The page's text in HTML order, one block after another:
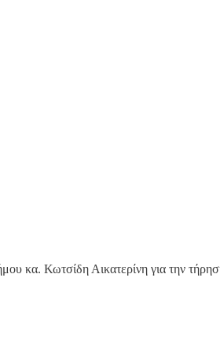
κα. Κωτσίδη Αικατερίνη για την